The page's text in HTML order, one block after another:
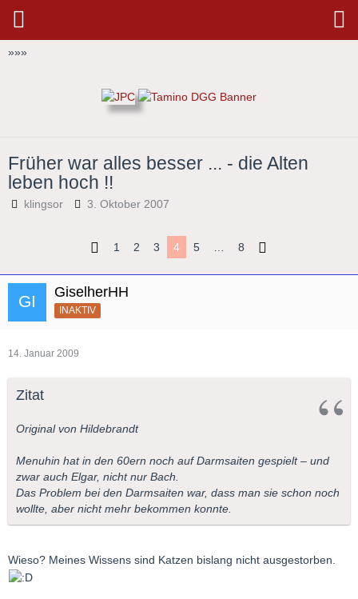
»»»
Früher war alles besser ... - die Alten
leben hoch !!
klingsor 3. Oktober 2007
1 2 3 4 5 … 8
GiselherHH
INAKTIV
14. Januar 2009
Zitat
Original von Hildebrandt
Menuhin hat in den 60ern noch auf Darmsaiten gespielt – und
zwar auch Elgar, nicht nur Bach.
Das Problem bei den Darmsaiten war, dass man sie schon noch
wollte, aber nicht mehr bekommen konnte.
Wieso? Meines Wissens sind Katzen bislang nicht ausgestorben.